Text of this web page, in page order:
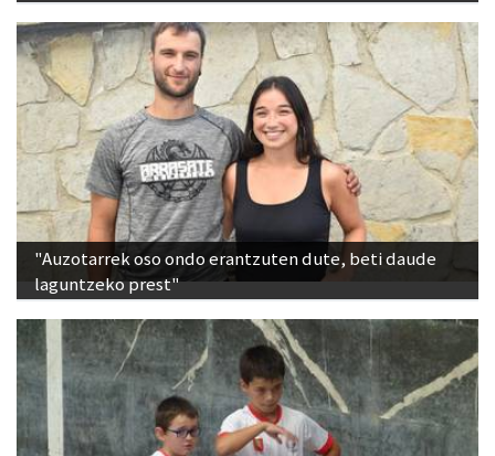
"Auzotarrek oso ondo erantzuten dute, beti daude
laguntzeko prest"